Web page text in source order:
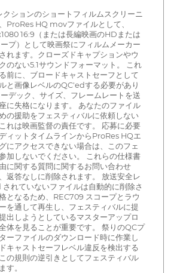
クションのショートフィルムスクリーニ
ProRes HQ movファイルとして、
16:9（または長編映画のHDまたは
プ）として映画祭にフィルムメーカー
れます。クローズドキャプションやウ
のない5.1サウンドフォーマット。 これ
前に、ブロードキャストセーフとして
と画像レベルのQC'edする必要があり
デック、サイズ、フレームレートを送
に失格になります。 あなたのファイル
の援助をフェスティバルに依頼しない
れは映画監督の責任です。 応募に必要
ィットタイムラインからProRes HQエ
にアクセスできない場合は、このフェ
加しないでください。 これらの仕様書
に関する質問に関するお問い合わせ
返答なしに削除されます。 放送安全レ
れていないファイルは自動的に削除さ
となるため、REC709 スコープとラウ
を通して再生し、フェスティバルに提
出しようとしているマスターアップロ
体を見ることが重要です。 祭りのQCプ
ーファイルのダウンロード時に作業し
キャストセーフレベル違反を検出する
の規則の逆引きとしてフェスティバル
す。